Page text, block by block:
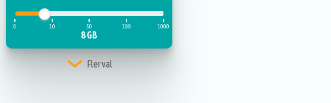
0 10 50 100 1000
8 GB
Fler val